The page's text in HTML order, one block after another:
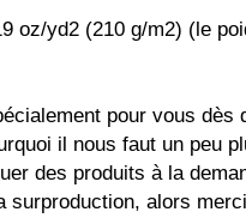
oz/yd2 (210 g/m2) (le
pour vous dès
il nous faut un peu
des produits à la
surproduction, alors